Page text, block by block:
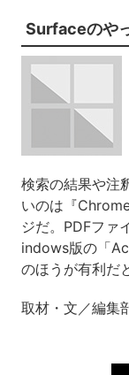
Surfaceのや
検索の結果や注
いのは『
ジだ。PDFファ
indows版の「
のほうが有利だ
取材・文／編集